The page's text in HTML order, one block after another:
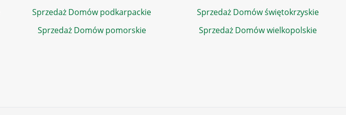
Sprzedaż Domów podkarpackie
Sprzedaż Domów świętokrzyskie
Sprzedaż Domów pomorskie Sprzedaż Domów wielkopolskie